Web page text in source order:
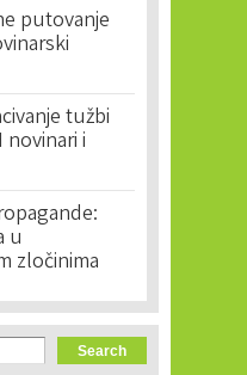
putovanje
tužbi
i
u
zločinima